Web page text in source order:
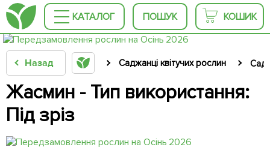
КАТАЛОГ ПОШУК КОШИК
Назад Саджанці квітучих рослин
Жасмин - Тип використання:
Під зріз